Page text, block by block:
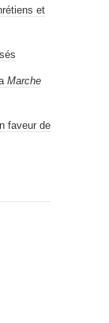
et
Marche
faveur de